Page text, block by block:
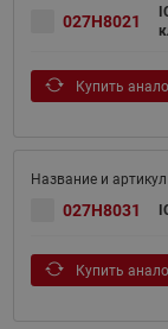
027H8021
Купить
027H8031
Купить